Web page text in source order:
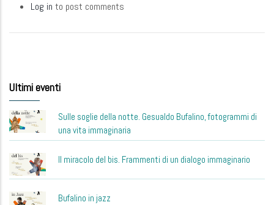
Log in to post comments
Ultimi eventi
Sulle soglie della notte. Gesualdo Bufalino, fotogrammi di
una vita immaginaria
Il miracolo del bis. Frammenti di un dialogo immaginario
Bufalino in jazz